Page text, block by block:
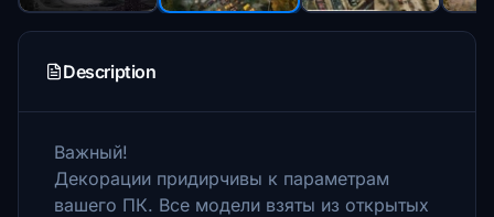
Description
Важный!
Декорации придирчивы к параметрам
вашего ПК. Все модели взяты из открытых